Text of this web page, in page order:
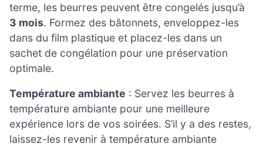
terme, les beurres peuvent être congelés jusqu’à
3 mois. Formez des bâtonnets, enveloppez-les
dans du film plastique et placez-les dans un
sachet de congélation pour une préservation
optimale.
Température ambiante : Servez les beurres à
température ambiante pour une meilleure
expérience lors de vos soirées. S’il y a des restes,
laissez-les revenir à température ambiante